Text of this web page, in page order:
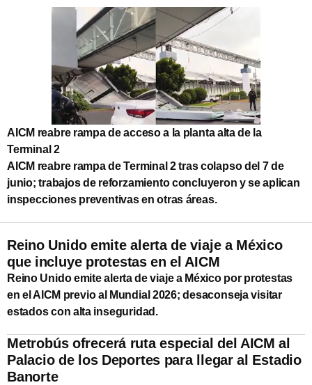
AICM reabre rampa de acceso a la planta alta de la
Terminal 2
AICM reabre rampa de Terminal 2 tras colapso del 7 de
junio; trabajos de reforzamiento concluyeron y se aplican
inspecciones preventivas en otras áreas.
Reino Unido emite alerta de viaje a México
que incluye protestas en el AICM
Reino Unido emite alerta de viaje a México por protestas
en el AICM previo al Mundial 2026; desaconseja visitar
estados con alta inseguridad.
Metrobús ofrecerá ruta especial del AICM al
Palacio de los Deportes para llegar al Estadio
Banorte